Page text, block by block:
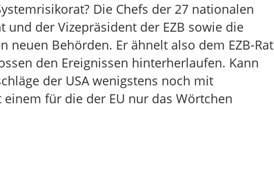
Die Chefs der 27 nationalen
und der Vizepräsident der EZB sowie die
neuen Behörden. Er ähnelt also dem EZB-Rat
den Ereignissen hinterherlaufen. Kann
der USA wenigstens noch mit
einem für die der EU nur das Wörtchen